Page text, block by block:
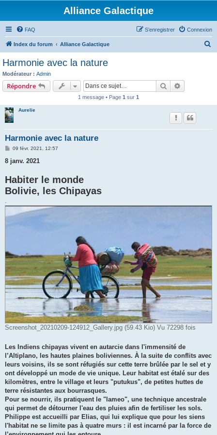
Alliance Galactique
FAQ Connexion
S’enregistrer
Index du forum Alliance Galactique
Harmonie avec la nature
Modérateur : Admin
Répondre Rechercher
1 message • Page 1 sur 1
Aurelie
Harmonie avec la nature
M
s
s
g
e
09 févr. 2021, 12:57
8 janv. 2021
Habiter le monde
Bolivie, les Chipayas
Screenshot_20210209-124912_Gallery.jpg (59.43 Kio) Vu 72298 fois
Les Indiens chipayas vivent en autarcie dans l'immensité de
l’Altiplano, les hautes plaines boliviennes. À la suite de conflits avec
leurs voisins, ils se sont réfugiés sur cette terre brûlée par le sel et y
ont développé un mode de vie unique. Leur habitat est étalé sur des
kilomètres, entre le village et leurs "putukus", de petites huttes de
terre résistantes aux bourrasques.
Pour se nourrir, ils pratiquent le "lameo", une technique ancestrale
qui permet de détourner l'eau des pluies afin de fertiliser les sols.
Philippe est accueilli par Elias, qui lui explique que pour les siens
l'habitat ne se limite pas à quatre murs : il est incarné par la force de